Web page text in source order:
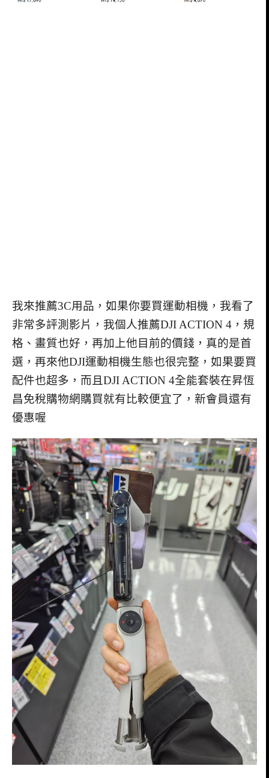
我來推薦3C用品，如果你要買運動相機，我看了
非常多評測影片，我個人推薦DJI ACTION 4，規
格、畫質也好，再加上他目前的價錢，真的是首
選，再來他DJI運動相機生態也很完整，如果要買
配件也超多，而且DJI ACTION 4全能套裝在昇恆
昌免稅購物網購買就有比較便宜了，新會員還有
優惠喔